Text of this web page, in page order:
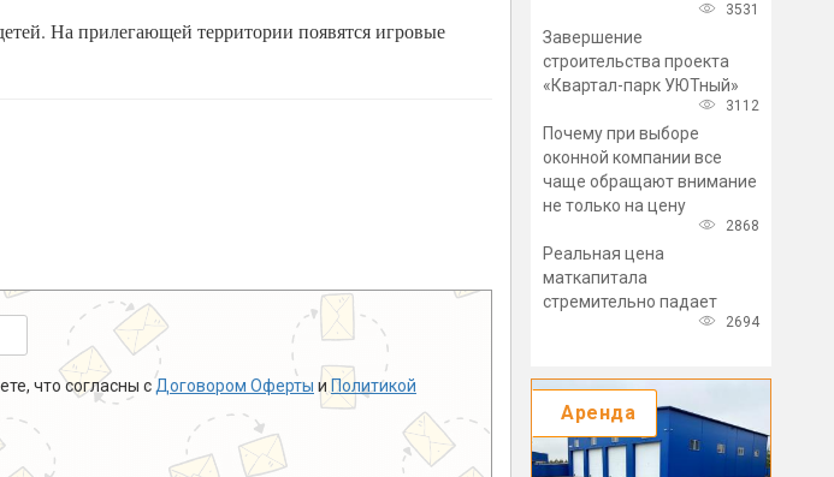
На прилегающей территории появятся игровые
что согласны с Договором Оферты и Политикой
3531
Завершение
строительства проекта
«Квартал-парк УЮТный»
3112
Почему при выборе
оконной компании все
чаще обращают внимание
не только на цену
2868
Реальная цена
маткапитала
стремительно падает
2694
Аренда